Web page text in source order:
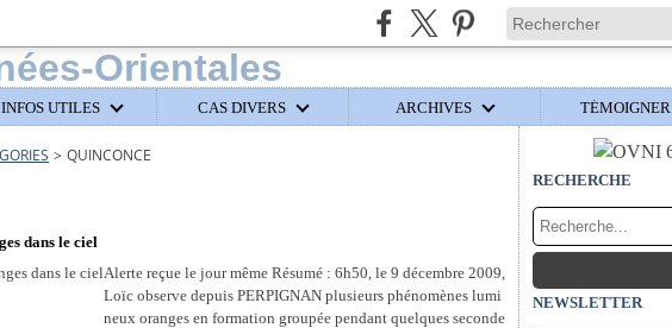
INFOS UTILES CAS DIVERS ARCHIVES TÉMOIGNER
> QUINCONCE
dans le ciel
Alerte reçue le jour même Résumé : 6h50, le 9 décembre 2009,
Loïc observe depuis PERPIGNAN plusieurs phénomènes lumi
neux oranges en formation groupée pendant quelques seconde
RECHERCHE
NEWSLETTER